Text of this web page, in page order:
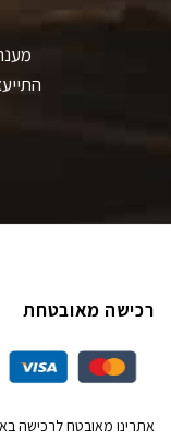
רכישה מאובטחת
אתרינו מאובטח לרכישה